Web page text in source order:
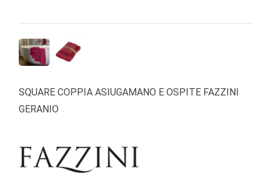
SQUARE COPPIA ASIUGAMANO E OSPITE FAZZINI
GERANIO